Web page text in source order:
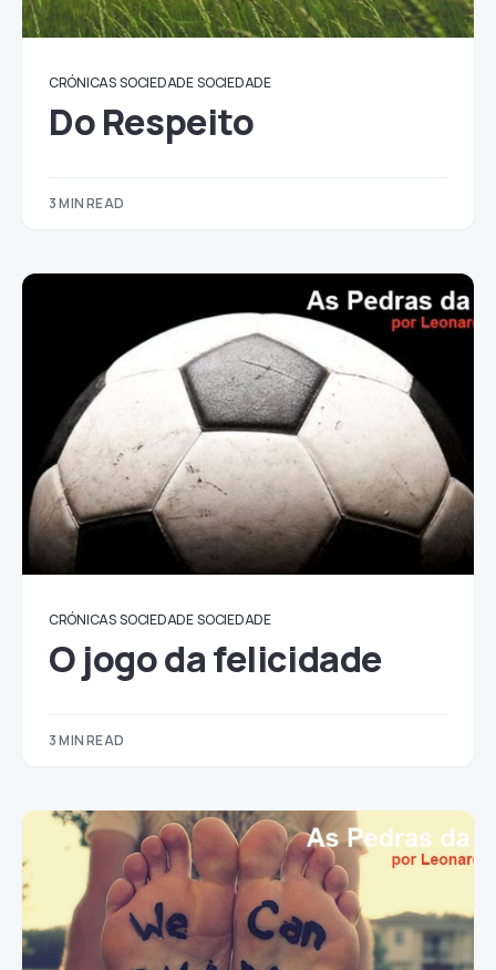
CRÓNICAS SOCIEDADE SOCIEDADE
Do Respeito
3 MIN READ
CRÓNICAS SOCIEDADE SOCIEDADE
O jogo da felicidade
3 MIN READ